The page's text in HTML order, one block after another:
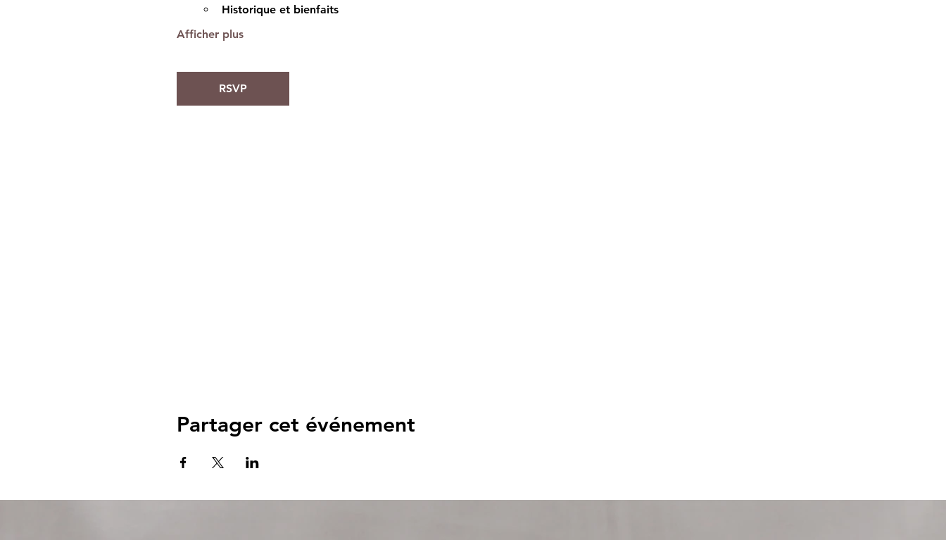
Historique et bienfaits
Afficher plus
RSVP
Partager cet événement